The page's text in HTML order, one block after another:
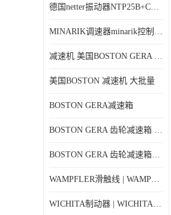
德国netter振动器NTP25B+C进口品质现货销售
MINARIK调速器minarik控制器Minarik驱动器
减速机 美国BOSTON GERA 批量销售
美国BOSTON 减速机 大批量
BOSTON GERA减速箱
BOSTON GERA 齿轮减速箱 F710-40-B4-G
BOSTON GERA 齿轮减速箱F710-5-B4-J
WAMPFLER滑触线 | WAMPFLER碳刷进口特价
WICHITA制动器 | WICHITA离合器产品价格